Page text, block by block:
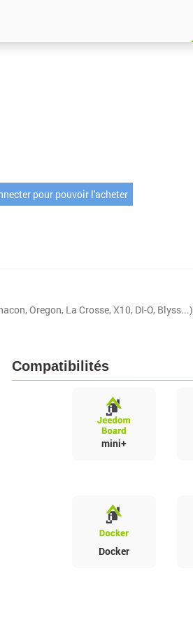
pour pouvoir l'acheter
Oregon, La Crosse, X10, DI-O, Blyss...)
Compatibilités
mini+
Docker